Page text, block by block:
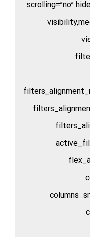
scrolling=”no”